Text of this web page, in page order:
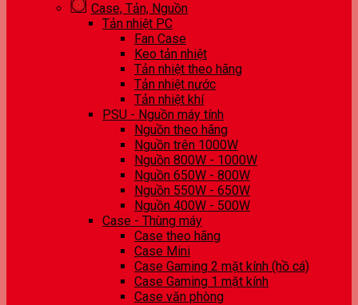
Case, Tản, Nguồn
Tản nhiệt PC
Fan Case
Keo tản nhiệt
Tản nhiệt theo hãng
Tản nhiệt nước
Tản nhiệt khí
PSU - Nguồn máy tính
Nguồn theo hãng
Nguồn trên 1000W
Nguồn 800W - 1000W
Nguồn 650W - 800W
Nguồn 550W - 650W
Nguồn 400W - 500W
Case - Thùng máy
Case theo hãng
Case Mini
Case Gaming 2 mặt kính (hồ cá)
Case Gaming 1 mặt kính
Case văn phòng